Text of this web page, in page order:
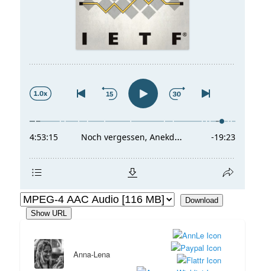
Download
Show URL
Anna-Lena